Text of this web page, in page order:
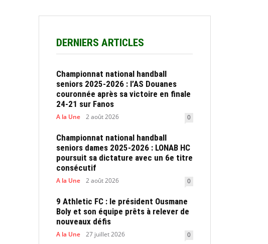
DERNIERS ARTICLES
Championnat national handball
seniors 2025-2026 : l’AS Douanes
couronnée après sa victoire en finale
24-21 sur Fanos
A la Une 2 août 2026 0
Championnat national handball
seniors dames 2025-2026 : LONAB HC
poursuit sa dictature avec un 6e titre
consécutif
A la Une 2 août 2026 0
9 Athletic FC : le président Ousmane
Boly et son équipe prêts à relever de
nouveaux défis
A la Une 27 juillet 2026 0